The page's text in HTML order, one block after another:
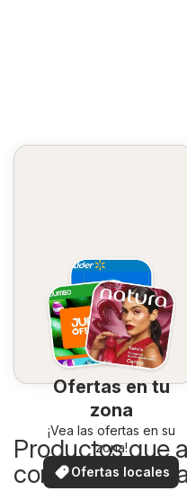
Ofertas en tu
zona
¡Vea las ofertas en su
zona!
Ofertas locales
Productos que
comprar más